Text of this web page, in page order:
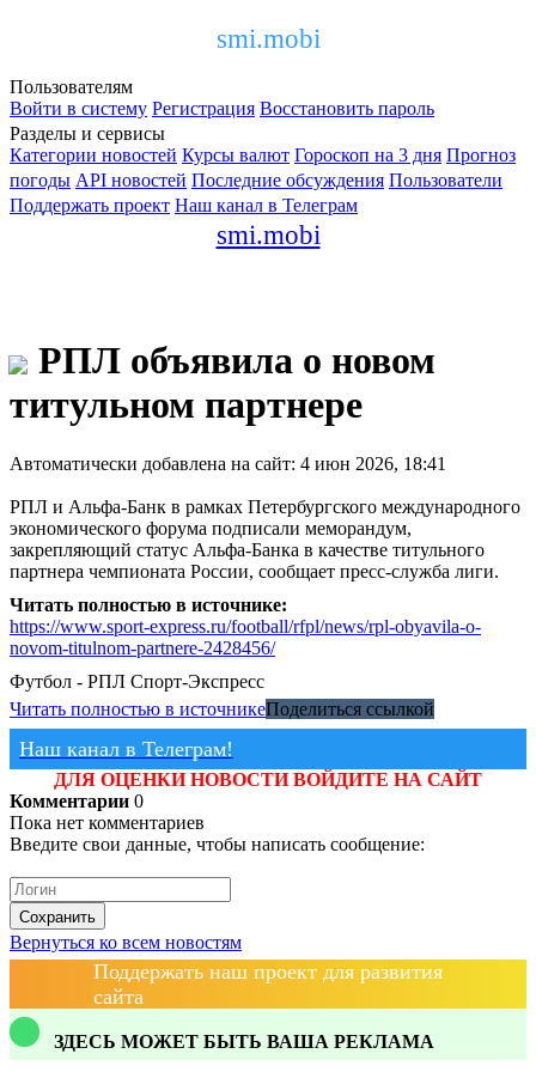
smi.mobi
Пользователям
Войти в систему Регистрация Восстановить пароль
Разделы и сервисы
Категории новостей Курсы валют Гороскоп на 3 дня Прогноз
погоды API новостей Последние обсуждения Пользователи
Поддержать проект Наш канал в Телеграм
smi.mobi
РПЛ объявила о новом
титульном партнере
Автоматически добавлена на сайт: 4 июн 2026, 18:41
РПЛ и Альфа-Банк в рамках Петербургского международного
экономического форума подписали меморандум,
закрепляющий статус Альфа-Банка в качестве титульного
партнера чемпионата России, сообщает пресс-служба лиги.
Читать полностью в источнике:
https://www.sport-express.ru/football/rfpl/news/rpl-obyavila-o-
novom-titulnom-partnere-2428456/
Футбол - РПЛ Спорт-Экспресс
Читать полностью в источникеПоделиться ссылкой
Наш канал в Телеграм!
ДЛЯ ОЦЕНКИ НОВОСТИ ВОЙДИТЕ НА САЙТ
Комментарии 0
Пока нет комментариев
Введите свои данные, чтобы написать сообщение:
Сохранить
Вернуться ко всем новостям
Поддержать наш проект для развития
сайта
ЗДЕСЬ МОЖЕТ БЫТЬ ВАША РЕКЛАМА